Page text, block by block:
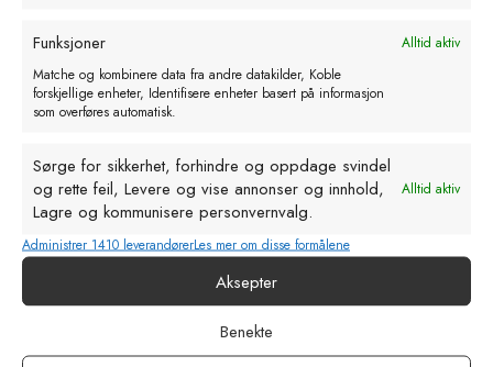
Funksjoner
Alltid aktiv
Matche og kombinere data fra andre datakilder, Koble
forskjellige enheter, Identifisere enheter basert på informasjon
som overføres automatisk.
Sørge for sikkerhet, forhindre og oppdage svindel
og rette feil, Levere og vise annonser og innhold,
Lagre og kommunisere personvernvalg.
Alltid aktiv
Administrer 1410 leverandørerLes mer om disse formålene
Aksepter
Benekte
Kanyler engangs 1.5×50 100stk
kr134,97 eks. MVA
Legg i handlekurv